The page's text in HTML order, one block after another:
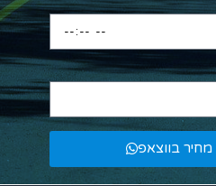
בווצאפ